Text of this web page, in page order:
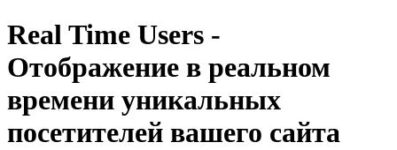
Real Time Users -
Отображение в реальном
времени уникальных
посетителей вашего сайта